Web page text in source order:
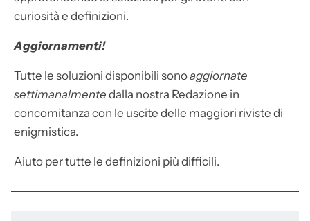
curiosità e definizioni.
Aggiornamenti!
Tutte le soluzioni disponibili sonoaggiornate
settimanalmente dalla nostra Redazione in
concomitanza con le uscite delle maggiori riviste di
enigmistica.
Aiuto per tutte le definizioni più difficili.